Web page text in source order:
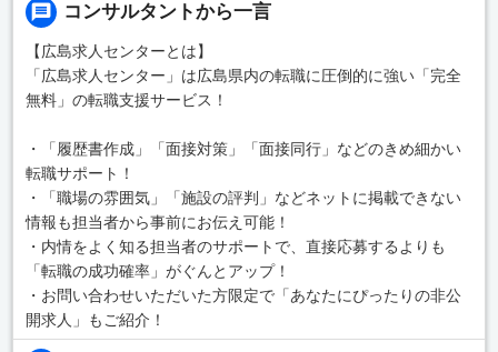
コンサルタントから一言
【広島求人センターとは】
「広島求人センター」は広島県内の転職に圧倒的に強い「完全
無料」の転職支援サービス！
・「履歴書作成」「面接対策」「面接同行」などのきめ細かい
転職サポート！
・「職場の雰囲気」「施設の評判」などネットに掲載できない
情報も担当者から事前にお伝え可能！
・内情をよく知る担当者のサポートで、直接応募するよりも
「転職の成功確率」がぐんとアップ！
・お問い合わせいただいた方限定で「あなたにぴったりの非公
開求人」もご紹介！